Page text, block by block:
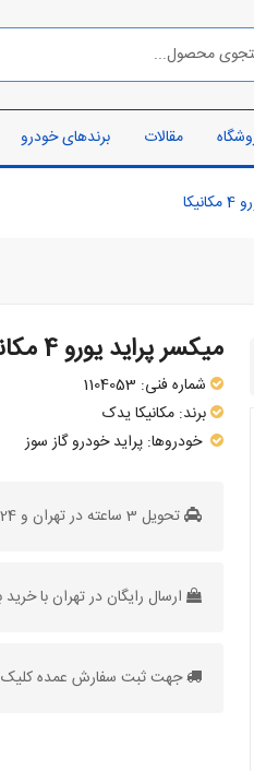
مقالات برندهای خودرو
میکسر پراید یورو 4 مکانیکا
شماره فنی: 1104053
برند:مکانیکا یدک
خودروها:پراید خودرو گاز سوز
تحویل 3 ساعته در تهران و 24 ساعته در شهرستان
ارسال رایگان در تهران با خرید بالای 3
جهت ثبت سفارش عمده کلیک